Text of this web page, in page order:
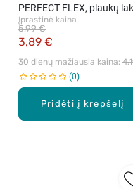
Pridėti į krepšelį
PERFECT FLEX, plaukų
250 ml
Įprastinė kaina
3,89 €
5,99 €
30 dienų mažiausia kaina:
0